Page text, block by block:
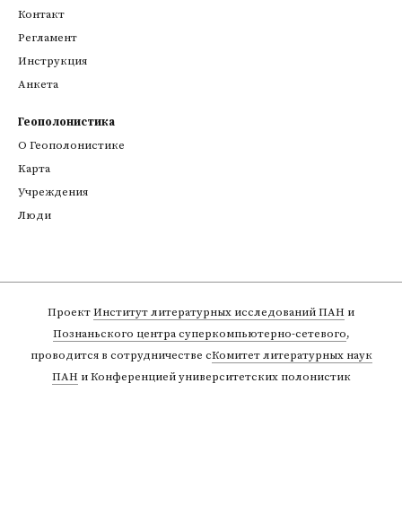
Контакт
Регламент
Инструкция
Анкета
Геополонистика
О Геополонистике
Kарта
Учреждения
Люди
ПроектИнститут литературных исследований ПАН и
Познаньского центра суперкомпьютерно-сетевого,
проводится в сотрудничестве сКомитет литературных наук
ПАНи Конференцией университетских полонистик